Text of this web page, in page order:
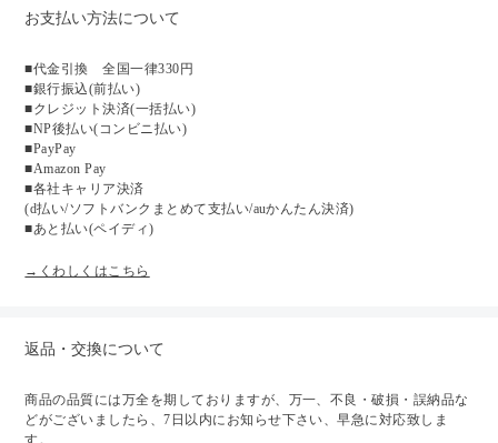
お支払い方法について
■代金引換 全国一律330円
■銀行振込(前払い)
■クレジット決済(一括払い)
■NP後払い(コンビニ払い)
■PayPay
■Amazon Pay
■各社キャリア決済
(d払い/ソフトバンクまとめて支払い/auかんたん決済)
■あと払い(ペイディ)
→くわしくはこちら
返品・交換について
商品の品質には万全を期しておりますが、万一、不良・破損・誤納品な
どがございましたら、7日以内にお知らせ下さい、早急に対応致しま
す。